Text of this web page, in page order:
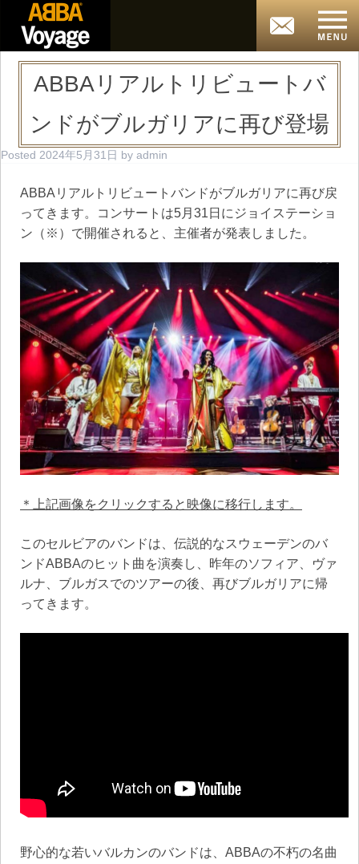
ABBAリアルトリビュートバ
ンドがブルガリアに再び登場
Posted 2024年5月31日 by admin
ABBAリアルトリビュートバンドがブルガリアに再び戻
ってきます。コンサートは5月31日にジョイステーショ
ン（※）で開催されると、主催者が発表しました。
＊上記画像をクリックすると映像に移行します。
このセルビアのバンドは、伝説的なスウェーデンのバ
ンドABBAのヒット曲を演奏し、昨年のソフィア、ヴァ
ルナ、ブルガスでのツアーの後、再びブルガリアに帰
ってきます。
野心的な若いバルカンのバンドは、ABBAの不朽の名曲